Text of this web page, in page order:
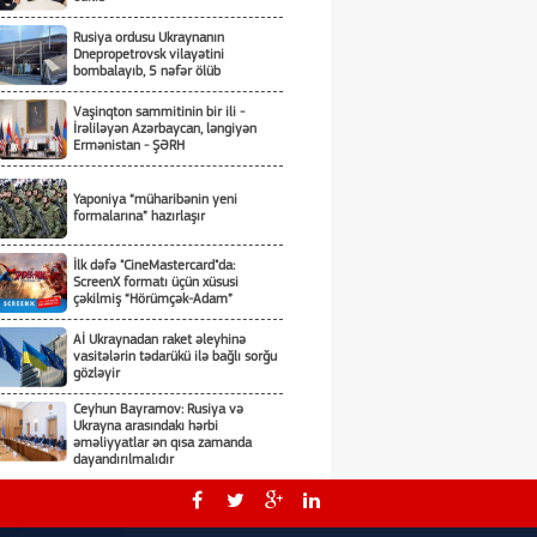
Rusiya ordusu Ukraynanın
Dnepropetrovsk vilayətini
bombalayıb, 5 nəfər ölüb
Vaşinqton sammitinin bir ili -
İrəliləyən Azərbaycan, ləngiyən
Ermənistan - ŞƏRH
Yaponiya “müharibənin yeni
formalarına” hazırlaşır
İlk dəfə "CineMastercard"da:
ScreenX formatı üçün xüsusi
çəkilmiş “Hörümçək-Adam”
Aİ Ukraynadan raket əleyhinə
vasitələrin tədarükü ilə bağlı sorğu
gözləyir
Ceyhun Bayramov: Rusiya və
Ukrayna arasındakı hərbi
əməliyyatlar ən qısa zamanda
dayandırılmalıdır
ABŞ gəmiqayırma zavodlarının və
sualtı qayıqların tikintisi üçün 76,6